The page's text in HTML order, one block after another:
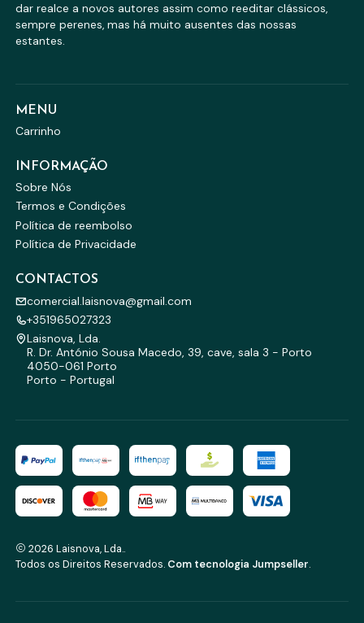
dar realce a novos autores assim como reeditar clássicos,
sempre perenes, mas há muito ausentes das nossas
estantes.
MENU
Carrinho
INFORMAÇÃO
Sobre Nós
Termos e Condições
Política de reembolso
Política de Privacidade
CONTACTOS
comercial.laisnova@gmail.com
+351965027323
Laisnova, Lda.
R. Dr. António Sousa Macedo, 39, cave, sala 3 - Porto
4050-061 Porto
Porto - Portugal
2026 Laisnova, Lda..
Todos os Direitos Reservados. Com tecnologia Jumpseller.